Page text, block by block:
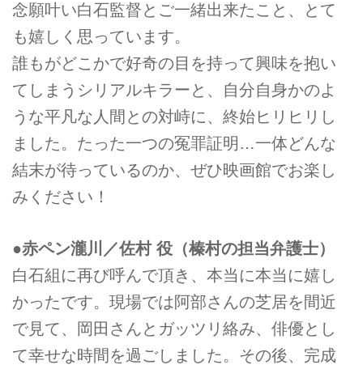
念願叶い白石監督とご一緒出来たこと、とて
も嬉しく思っています。
誰もがどこかで好奇の目を持って興味を抱い
てしまうシリアルキラーと、自分自身かのよ
うな平凡な人間との対峙に、終始ヒリヒリし
ました。たった一つの冤罪証明…一体どんな
結末が待っているのか、ぜひ映画館でお楽し
みください！
●赤ペン瀧川／佐村 役（榛村の担当弁護士）
白石組に再び呼んで頂き、本当に本当に嬉し
かったです。現場では阿部さんの芝居を間近
で見て、岡田さんとガッツリ絡み、俳優とし
て幸せな時間を過ごしました。その後、完成